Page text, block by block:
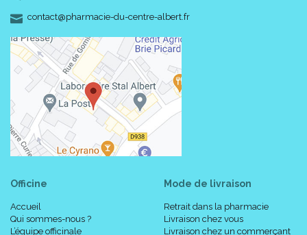
contact-
@-
pharmacie-du-centre-albert.fr
Officine
Accueil
Qui sommes-nous ?
L’équipe officinale
Mode de livraison
Retrait dans la pharmacie
Livraison chez vous
Livraison chez un commerçant